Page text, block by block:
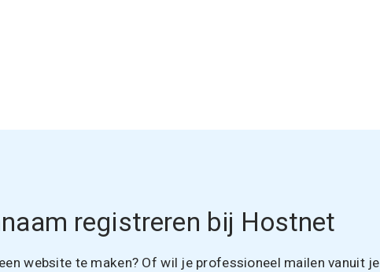
registreren bij Hostnet
website te maken? Of wil je professioneel mailen vanuit je